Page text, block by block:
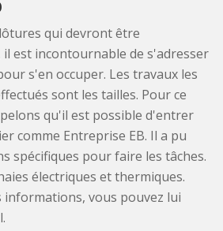
qui devront être
est incontournable de s'adresser
s'en occuper. Les travaux les
sont les tailles. Pour ce
qu'il est possible d'entrer
comme Entreprise EB. Il a pu
spécifiques pour faire les tâches.
électriques et thermiques.
informations, vous pouvez lui